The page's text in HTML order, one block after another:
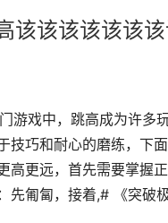
该该该该该
游戏中，跳高成为许
技巧和耐心的磨练，下
高更远，首先需要掌握
先匍匐，接着,# 《突破